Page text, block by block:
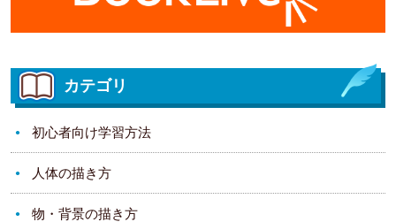
カテゴリ
初心者向け学習方法
人体の描き方
物・背景の描き方